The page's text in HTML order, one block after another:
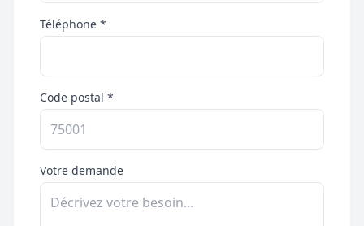
Téléphone *
Code postal *
Votre demande